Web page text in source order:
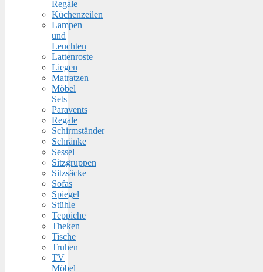
Regale
Küchenzeilen
Lampen
und
Leuchten
Lattenroste
Liegen
Matratzen
Möbel
Sets
Paravents
Regale
Schirmständer
Schränke
Sessel
Sitzgruppen
Sitzsäcke
Sofas
Spiegel
Stühle
Teppiche
Theken
Tische
Truhen
TV
Möbel